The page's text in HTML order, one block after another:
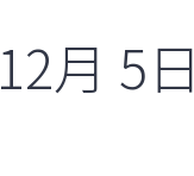
12月 5日